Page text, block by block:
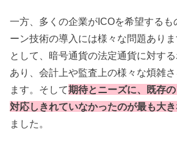
一方、多くの企業がICOを希望するも
ーン技術の導入には様々な問題あり
として、暗号通貨の法定通貨に対す
あり、会計上や監査上の様々な煩雑
ます。そして期待とニーズに、既存
対応しきれていなかったのが最も大
ました。